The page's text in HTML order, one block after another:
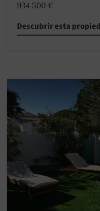
934 500 €
Descubrir esta